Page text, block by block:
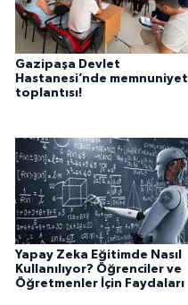
Gazipaşa Devlet
Hastanesi’nde memnuniyet
toplantısı!
Yapay Zeka Eğitimde Nasıl
Kullanılıyor? Öğrenciler ve
Öğretmenler İçin Faydaları